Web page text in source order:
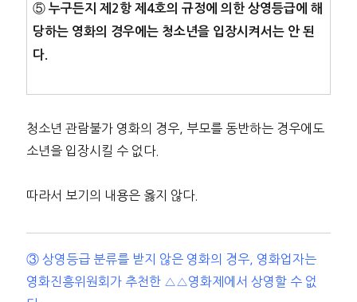
⑤ 누구든지 제2항 제4호의 규정에 의한 상영등급에 해
당하는 영화의 경우에는 청소년을 입장시켜서는 안 된
다.
청소년 관람불가 영화의 경우, 부모를 동반하는 경우에도
소년을 입장시킬 수 없다.
따라서 보기의 내용은 옳지 않다.
③ 상영등급 분류를 받지 않은 영화의 경우, 영화업자는
영화진흥위원회가 추천한 △△영화제에서 상영할 수 없